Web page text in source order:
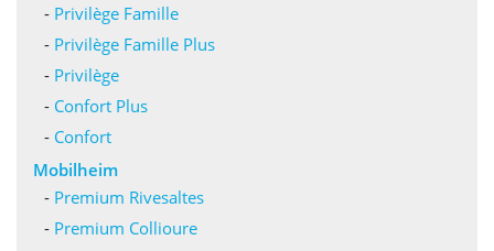
- Privilège Famille
- Privilège Famille Plus
- Privilège
- Confort Plus
- Confort
Mobilheim
- Premium Rivesaltes
- Premium Collioure